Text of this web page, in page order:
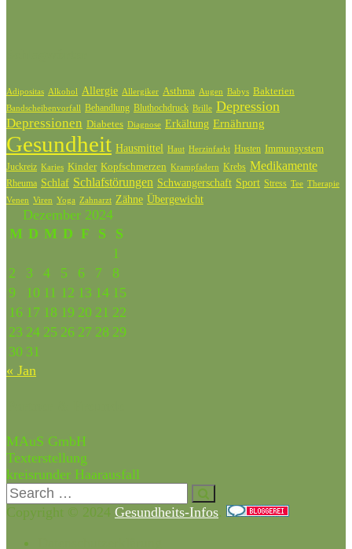
Adipositas Alkohol Allergie Allergiker Asthma Augen Babys Bakterien
Bandscheibenvorfall Behandlung Bluthochdruck Brille Depression
Depressionen Diabetes Diagnose Erkältung Ernährung
Gesundheit Hausmittel Haut Herzinfarkt Husten Immunsystem
Juckreiz Karies Kinder Kopfschmerzen Krampfadern Krebs Medikamente
Rheuma Schlaf Schlafstörungen Schwangerschaft Sport Stress Tee Therapie
Venen Viren Yoga Zahnarzt Zähne Übergewicht
Dezember 2024
M D M D F S
S
1
2
3 4 5 6 7
8
9
10 11 12 13 14 15
16 17 18 19 20 21 22
23 24 25 26 27 28 29
30 31
« Jan
MAuS GmbH
Texterstellung
kreisrunder Haarausfall
Copyright © 2024 Gesundheits-Infos.